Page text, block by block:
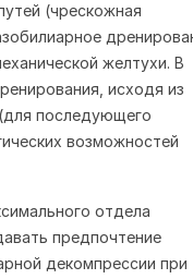
(чрескожная
желтухи. В
исходя из
последующего
возможностей
отдела
предпочтение
декомпрессии при